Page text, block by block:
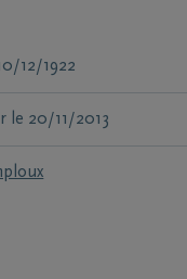
12/1922
le 20/11/2013